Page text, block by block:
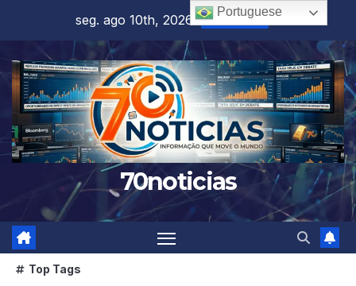
content
seg. ago 10th, 2026 5:27:12 AM
70noticias
Top Tags
Portuguese